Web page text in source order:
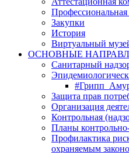
Закупки
История
Виртуальный
ОСНОВНЫЕ
Санитарный
Защита прав
Организация
Контрольная
Планы
Профилактика
охраняемым